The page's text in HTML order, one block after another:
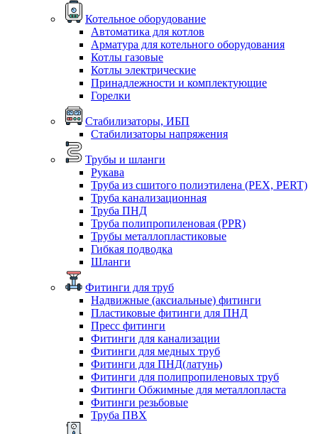
Котельное оборудование
Автоматика для котлов
Арматура для котельного оборудования
Котлы газовые
Котлы электрические
Принадлежности и комплектующие
Горелки
Стабилизаторы, ИБП
Стабилизаторы напряжения
Трубы и шланги
Рукава
Труба из сшитого полиэтилена (PEX, PERT)
Труба канализационная
Труба ПНД
Труба полипропиленовая (PPR)
Трубы металлопластиковые
Гибкая подводка
Шланги
Фитинги для труб
Надвижные (аксиальные) фитинги
Пластиковые фитинги для ПНД
Пресс фитинги
Фитинги для канализации
Фитинги для медных труб
Фитинги для ПНД(латунь)
Фитинги для полипропиленовых труб
Фитинги Обжимные для металлопласта
Фитинги резьбовые
Труба ПВХ